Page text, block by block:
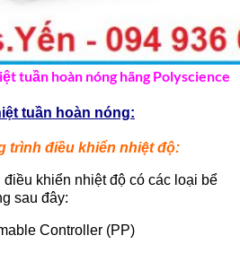
tuần hoàn nóng hãng Polyscience
tuần hoàn nóng:
trình điều khiển nhiệt độ:
khiển nhiệt độ có các loại bể
sau đây:
Controller (PP)